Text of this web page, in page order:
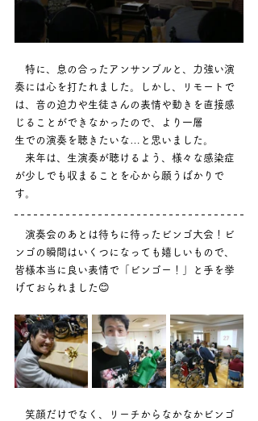
特に、息の合ったアンサンブルと、力強い演
奏には心を打たれました。しかし、リモートで
は、音の迫力や生徒さんの表情や動きを直接感
じることができなかったので、より一層
生での演奏を聴きたいな…と思いました。
来年は、生演奏が聴けるよう、様々な感染症
が少しでも収まることを心から願うばかりで
す。
演奏会のあとは待ちに待ったビンゴ大会！ビ
ンゴの瞬間はいくつになっても嬉しいもので、
皆様本当に良い表情で「ビンゴー！」と手を挙
げておられました😊
笑顔だけでなく、リーチからなかなかビンゴ